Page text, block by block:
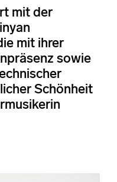
mit der
mit ihrer
sowie
Schönheit